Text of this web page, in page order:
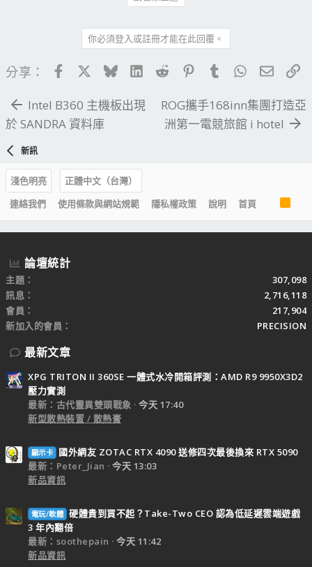
你必須登入或註冊才能在此回覆。
分享： FacebookBlueskyLinkedIn
Reddit PinterestTumblrWhatsApp
電子
Intel B360 主機板出現
於 SANDRA 資料庫
ROG攜手168inn集團打造亞
洲第一電競旅館 i hotel
新訊
淺色明亮
正體中文（台灣）
連絡我們
使用條款與網站規範 隱私權政策 說明 首頁
R
S
S
論壇統計
主題
307,098
訊息
2,716,118
會員
217,904
新加入的會員
PRECISION
最新文章
XPG TRITON II 360SE 一體式水冷開箱評測：AMD R9 9950X3D2
壓力實測
最新：古代靈異雙頭戰象
今天 17:40
新型散熱裝置 / 散熱膏
顯示卡
國外網友 ZOTAC RTX 4090 送修四次最後換來 RTX 5090
最新：Peter_Jian
今天 13:03
新品資訊
電玩/軟體 硬體貴到買不起？Take-Two CEO 認為低延遲雲端遊戲
3 年內翻倍
最新：soothepain
今天 11:42
新品資訊